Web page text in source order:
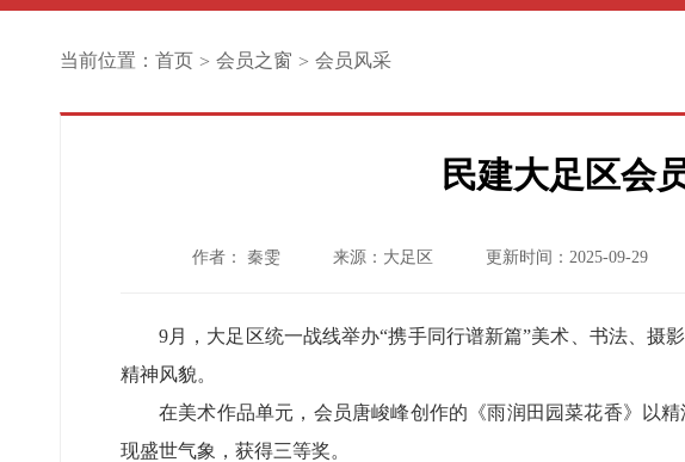
当前位置： 首页 > 会员之窗 > 会员风采
民建大足区会
作者： 秦雯 来源：大足区 更新时间：2025-09-29
9月，大足区统一战线举办“携手同行谱新篇”美术、书法、摄
精神风貌。
在美术作品单元，会员唐峻峰创作的《雨润田园菜花香》以
现盛世气象，获得三等奖。